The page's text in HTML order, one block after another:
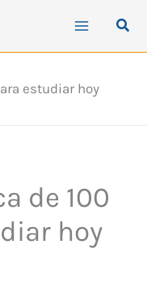
estudiar hoy
de 100
hoy